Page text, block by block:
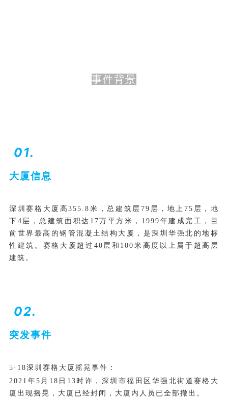
事件背景
01.
大厦信息
深圳赛格大厦高355.8米，总建筑层79层，地上75层，地
下4层，总建筑面积达17万平方米，1999年建成完工，目
前世界最高的钢管混凝土结构大厦，是深圳华强北的地标
性建筑。赛格大厦超过40层和100米高度以上属于超高层
建筑。
02.
突发事件
5·18深圳赛格大厦摇晃事件：
2021年5月18日13时许，深圳市福田区华强北街道赛格大
厦出现摇晃，大厦已经封闭，大厦内人员已全部撤出。